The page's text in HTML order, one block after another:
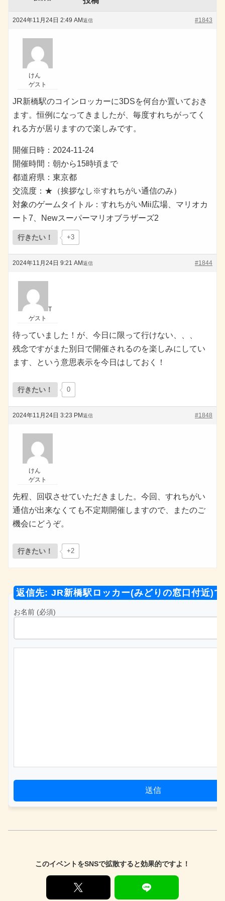
2024年11月24日 2:49 AM #1843
返信
けん
ゲスト
JR新橋駅のコインロッカーに3DSを何台か置いておき
ます。恒例になってきましたが、毎度すれちがってく
れる方が居りますので楽しみです。
開催日時：2024-11-24
開催時間：朝から15時頃まで
都道府県：東京都
交流度：★（挨拶なし※すれちがい通信のみ）
対象のゲームタイトル：すれちがいMii広場、マリオカ
ート7、Newスーパーマリオブラザーズ2
行きたい！ +3
2024年11月24日 9:21 AM #1844
返信
T
ゲスト
待っていました！が、今日に限って行けない、、、
残念ですがまた別日で開催されるのを楽しみにしてい
ます、という意思表示を今日はしておく！
行きたい！ 0
2024年11月24日 3:23 PM #1848
返信
けん
ゲスト
先程、回収させていただきました。今回、すれちがい
通信が出来なくても不定期開催しますので、またのご
機会にどうぞ。
行きたい！ +2
返信先: JR新橋駅ロッカー(みどりの窓口付近)
お名前 (必須)
送信
このイベントをSNSで拡散すると効果的ですよ！